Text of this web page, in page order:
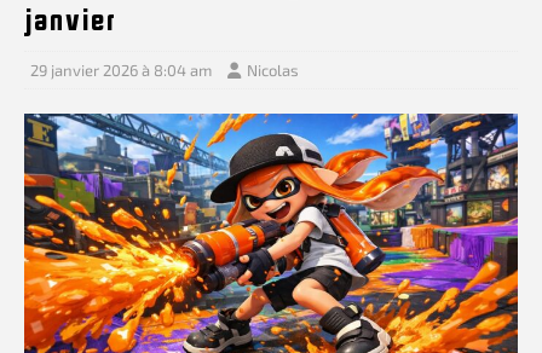
janvier
29 janvier 2026 à 8:04 am Nicolas